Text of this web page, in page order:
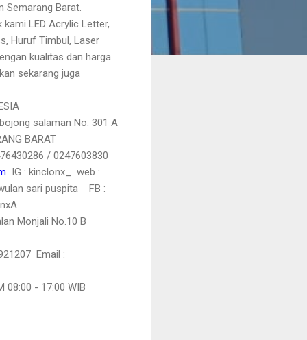
Semarang Barat.
LED Acrylic Letter,
Huruf Timbul, Laser
kualitas dan harga
sekarang juga
bojong salaman No. 301 A
BARAT
/ 0247603830
IG : kinclonx_ web :
sari puspita
FB :
Monjali No.10 B
Email :
08:00 - 17:00 WIB